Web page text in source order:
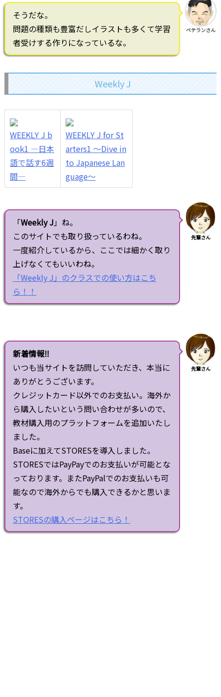
そうだな。
問題の種類も豊富だしイラストも多くて学習
者受けする作りになっているな。
ベテランさん
Weekly J
WEEKLY J b
ook1 ―日本
語で話す6週
間―
WEEKLY J for St
arters1 ～Dive in
to Japanese Lan
guage～
「Weekly J」ね。
このサイトでも取り扱っているわね。
一度紹介しているから、ここでは細かく取り
上げなくてもいいわね。
「Weekly J」のクラスでの使い方はこち
ら！！
先輩さん
新着情報‼
いつも当サイトを訪問していただき、本当に
ありがとうございます。
クレジットカード以外でのお支払い。海外か
ら購入したいという問い合わせが多いので、
教材購入用のプラットフォームを追加いたし
ました。
Baseに加えてSTORESを導入しました。
STORESではPayPayでのお支払いが可能とな
っております。またPayPalでのお支払いも可
能なので海外からでも購入できるかと思いま
す。
STORESの購入ページはこちら！
先輩さん